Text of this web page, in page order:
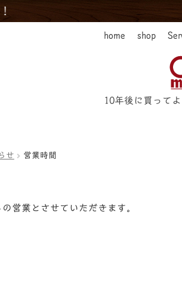
home shop
10年後に買って
せ 営業時間
営業とさせていただきます。